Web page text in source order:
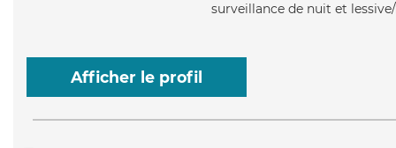
surveillance de nuit et
Afficher le profil